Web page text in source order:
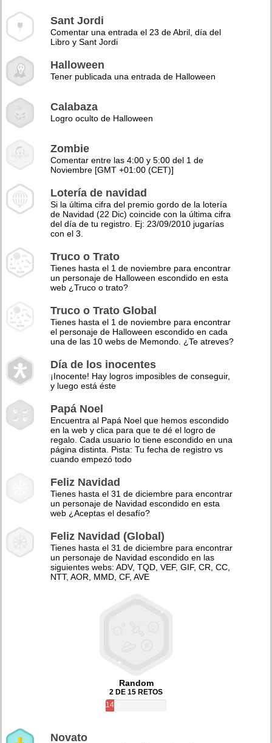
Sant Jordi
Comentar una entrada el 23 de Abril, día del
Libro y Sant Jordi
Halloween
Tener publicada una entrada de Halloween
Calabaza
Logro oculto de Halloween
Zombie
Comentar entre las 4:00 y 5:00 del 1 de
Noviembre [GMT +01:00 (CET)]
Lotería de navidad
Si la última cifra del premio gordo de la lotería
de Navidad (22 Dic) coincide con la última cifra
del día de tu registro. Ej: 23/09/2010 jugarías
con el 3.
Truco o Trato
Tienes hasta el 1 de noviembre para encontrar
un personaje de Halloween escondido en esta
web ¿Truco o trato?
Truco o Trato Global
Tienes hasta el 1 de noviembre para encontrar
el personaje de Halloween escondido en cada
una de las 10 webs de Memondo. ¿Te atreves?
Día de los inocentes
¡Inocente! Hay logros imposibles de conseguir,
y luego está éste
Papá Noel
Encuentra al Papá Noel que hemos escondido
en la web y clica para que te dé el logro de
regalo. Cada usuario lo tiene escondido en una
página distinta. Pista: Tu fecha de registro vs
cuando empezó todo
Feliz Navidad
Tienes hasta el 31 de diciembre para encontrar
un personaje de Navidad escondido en esta
web ¿Aceptas el desafío?
Feliz Navidad (Global)
Tienes hasta el 31 de diciembre para encontrar
un personaje de Navidad escondido en las
siguientes webs: ADV, TQD, VEF, GIF, CR, CC,
NTT, AOR, MMD, CF, AVE
Random
2 DE 15 RETOS
14%
Novato